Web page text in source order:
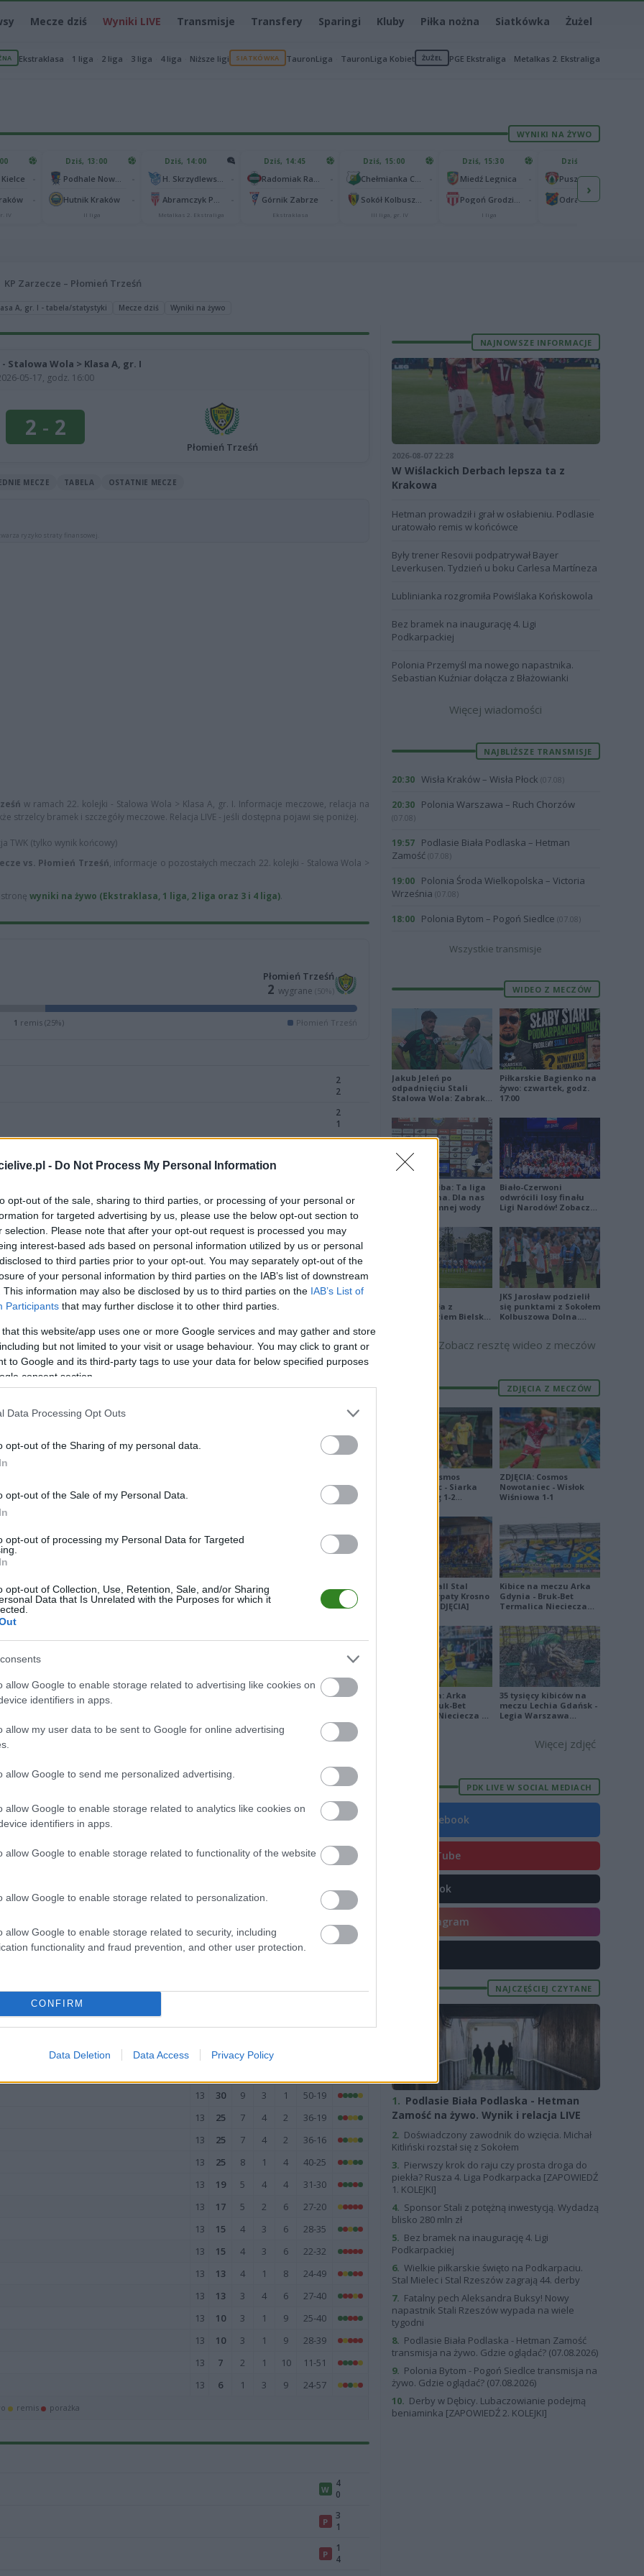
- Do Not Process My Personal Information
opt-out of the sale, sharing to third parties, or processing of your personal or
for targeted advertising by us, please use the below opt-out section to
selection. Please note that after your opt-out request is processed you may
interest-based ads based on personal information utilized by us or personal
to third parties prior to your opt-out. You may separately opt-out of the
of your personal information by third parties on the IAB’s list of downstream
This information may also be disclosed by us to third parties on the IAB’s List of
Participants that may further disclose it to other third parties.
that this website/app uses one or more Google services and may gather and store
but not limited to your visit or usage behaviour. You may click to grant or
to Google and its third-party tags to use your data for below specified purposes
consent section.
Data Processing Opt Outs
opt-out of the Sharing of my personal data.
opt-out of the Sale of my Personal Data.
opt-out of processing my Personal Data for Targeted
opt-out of Collection, Use, Retention, Sale, and/or Sharing
Data that Is Unrelated with the Purposes for which it
allow Google to enable storage related to advertising like cookies on
identifiers in apps.
allow my user data to be sent to Google for online advertising
allow Google to send me personalized advertising.
allow Google to enable storage related to analytics like cookies on
identifiers in apps.
allow Google to enable storage related to functionality of the website
allow Google to enable storage related to personalization.
allow Google to enable storage related to security, including
functionality and fraud prevention, and other user protection.
CONFIRM
Data Deletion Data Access Privacy Policy
Mecze dziś Wyniki LIVE Transmisje Transfery Sparingi Kluby Piłka nożna Siatkówka Żużel
Ekstraklasa 1 liga 2 liga 3 liga 4 liga Niższe ligi SIATKÓWKA TauronLiga TauronLiga Kobiet ŻUŻEL PGE Ekstraliga Metalkas 2. Ekstraliga
WYNIKI NA ŻYWO
IV
Dziś, 13:00
Hutnik Kraków
II liga
Dziś, 14:00
Metalkas 2. Ekstraliga
Dziś, 14:45
Górnik Zabrze
Ekstraklasa
Dziś, 15:00
III liga, gr. IV
Dziś, 15:30
Miedź Legnica
I liga
Dziś, 15:30
Odra Opole
›
KP Zarzecze – Płomień Trześń
A, gr. I - tabela/statystyki Mecze dziś Wyniki na żywo
Stalowa Wola > Klasa A, gr. I
05-17, godz. 16:00
2 - 2
Płomień Trześń
MECZE TABELA OSTATNIE MECZE
ryzyko straty finansowej.
w ramach 22. kolejki - Stalowa Wola > Klasa A, gr. I. Informacje meczowe, relacja na
strzelcy bramek i szczegóły meczowe. Relacja LIVE - jeśli dostępna pojawi się poniżej.
TWK (tylko wynik końcowy)
vs. Płomień Trześń, informacje o pozostałych meczach 22. kolejki - Stalowa Wola >
wyniki na żywo (Ekstraklasa, 1 liga, 2 liga oraz 3 i 4 liga).
Płomień Trześń
2 wygrane (50%)
1 remis (25%) Płomień Trześń
2
2
2
1
4
0
M PKT Z R GOLE FORMA
26 61 19 4 3 101-37
26 53 16 5 5 88-44
26 40 11 7 8 56-41
26 40 11 7 8 70-58
56-59
73-61
26 27 7 45-72
26 11 3 2 25-120
remis
51-18
52-25
31-36
13 21 7 0 6 33-25
13 21 6 3 4 34-27
13 20 6 2 41-30
13 14 7 18-32
remis porażka
13 30 9 3 1 50-19
13 25 7 4 2 36-19
13 25 7 4 2 36-16
13 25 8 1 4 40-25
13 19 5 4 4 31-30
13 17 5 2 6 27-20
13 15 4 3 6 28-35
13 15 4 3 6 22-32
13 13 4 1 8 24-49
13 13 3 4 6 27-40
13 10 3 1 9 25-40
13 10 3 1 9 28-39
13 7 2 1 10 11-51
13 6 1 3 9 24-57
remis porażka
W
4
0
P
3
1
P
1
4
NAJNOWSZE INFORMACJE
2026-08-07 22:28
W Wiślackich Derbach lepsza ta z
Krakowa
Hetman prowadził i grał w osłabieniu. Podlasie
uratowało remis w końcówce
Były trener Resovii podpatrywał Bayer
Leverkusen. Tydzień u boku Carlesa Martíneza
Lublinianka rozgromiła Powiślaka Końskowola
Bez bramek na inaugurację 4. Ligi
Podkarpackiej
Polonia Przemyśl ma nowego napastnika.
Sebastian Kuźniar dołącza z Błażowianki
Więcej wiadomości
NAJBLIŻSZE TRANSMISJE
20:30 Wisła Kraków – Wisła Płock (07.08)
20:30 Polonia Warszawa – Ruch Chorzów
(07.08)
19:57
Podlasie Biała Podlaska – Hetman
Zamość (07.08)
19:00
Polonia Środa Wielkopolska – Victoria
Września (07.08)
18:00 Polonia Bytom – Pogoń Siedlce (07.08)
Wszystkie transmisje
WIDEO Z MECZÓW
Jakub Jeleń po
odpadnięciu Stali
Stalowa Wola: Zabrakło
Piłkarskie Bagienko na
żywo: czwartek, godz.
17:00
Damian Skiba: Ta liga
jest brutalna. Dla nas
to kubeł zimnej wody
Biało-Czerwoni
odwrócili losy finału
Ligi Narodów! Zobacz
zremisowała z
Podbeskidziem Bielsko-
JKS Jarosław podzielił
się punktami z Sokołem
Kolbuszowa Dolna.
Zobacz resztę wideo z meczów
ZDJĘCIA Z MECZÓW
ZDJĘCIA: Cosmos
Nowotaniec - Siarka
Tarnobrzeg 1-2
ZDJĘCIA: Cosmos
Nowotaniec - Wisłok
Wiśniowa 1-1
Derby Ekoball Stal
Sanok - Karpaty Krosno
na remis [ZDJĘCIA]
Kibice na meczu Arka
Gdynia - Bruk-Bet
Termalica Nieciecza
Ekstraklasa: Arka
Gdynia - Bruk-Bet
Termalica Nieciecza 2-
35 tysięcy kibiców na
meczu Lechia Gdańsk -
Legia Warszawa
Więcej zdjęć
PDK LIVE W SOCIAL MEDIACH
Facebook
YouTube
TikTok
Instagram
NAJCZĘŚCIEJ CZYTANE
1. Podlasie Biała Podlaska - Hetman
Zamość na żywo. Wynik i relacja LIVE
2. Doświadczony zawodnik do wzięcia. Michał
Kitliński rozstał się z Sokołem
3. Pierwszy krok do raju czy prosta droga do
piekła? Rusza 4. Liga Podkarpacka [ZAPOWIEDŹ
1. KOLEJKI]
4. Sponsor Stali z potężną inwestycją. Wydadzą
blisko 280 mln zł
5. Bez bramek na inaugurację 4. Ligi
Podkarpackiej
6. Wielkie piłkarskie święto na Podkarpaciu.
Stal Mielec i Stal Rzeszów zagrają 44. derby
7. Fatalny pech Aleksandra Buksy! Nowy
napastnik Stali Rzeszów wypada na wiele
tygodni
8. Podlasie Biała Podlaska - Hetman Zamość
transmisja na żywo. Gdzie oglądać? (07.08.2026)
9. Polonia Bytom - Pogoń Siedlce transmisja na
żywo. Gdzie oglądać? (07.08.2026)
10. Derby w Dębicy. Lubaczowianie podejmą
beniaminka [ZAPOWIEDŹ 2. KOLEJKI]